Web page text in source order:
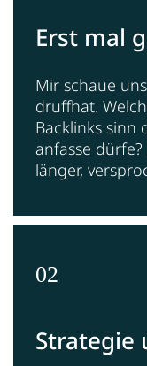
Erst mal
Mir schaue
druffhat.
Backlinks sinn
anfasse
länger,
02
Strategie